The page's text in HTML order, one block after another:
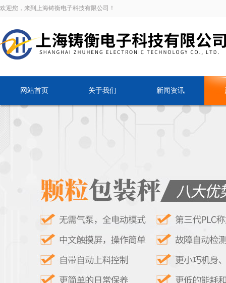
欢迎您，来到上海铸衡电子科技有限公司！
网站首页 关于我们 新闻资讯